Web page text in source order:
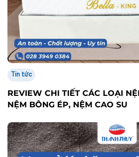
Tin tức
REVIEW CHI TIẾT CÁC LOẠI
NỆM BÔNG ÉP, NỆM CAO SU